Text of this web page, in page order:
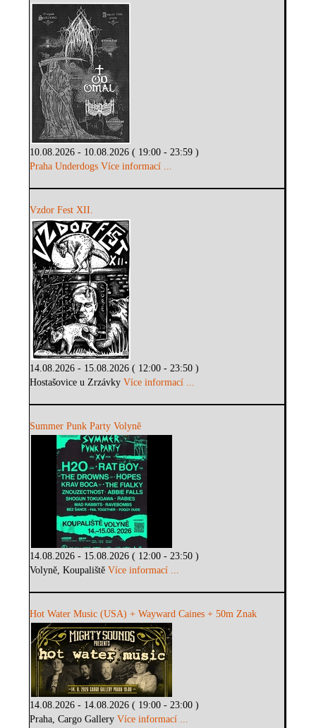
10.08.2026 - 10.08.2026 ( 19:00 - 23:59 )
Praha Underdogs Více informací ...
Vzdor Fest XII.
14.08.2026 - 15.08.2026 ( 12:00 - 23:50 )
Hostašovice u ZrzávkyVíce informací ...
Summer Punk Party Volyně
14.08.2026 - 15.08.2026 ( 12:00 - 23:50 )
Volyně, KoupalištěVíce informací ...
Hot Water Music (USA) + Wayward Caines + 50m Znak
14.08.2026 - 14.08.2026 ( 19:00 - 23:00 )
Praha, Cargo GalleryVíce informací ...